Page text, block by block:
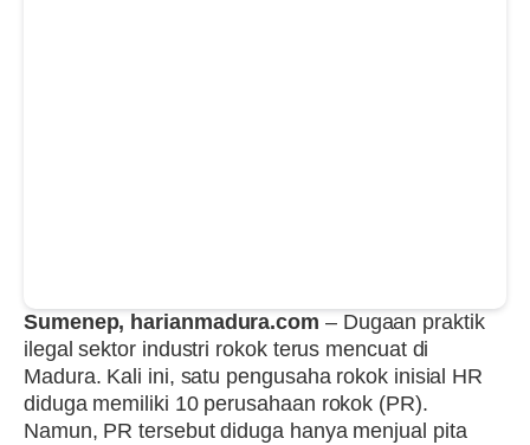
Sumenep, harianmadura.com – Dugaan praktik
ilegal sektor industri rokok terus mencuat di
Madura. Kali ini, satu pengusaha rokok inisial HR
diduga memiliki 10 perusahaan rokok (PR).
Namun, PR tersebut diduga hanya menjual pita